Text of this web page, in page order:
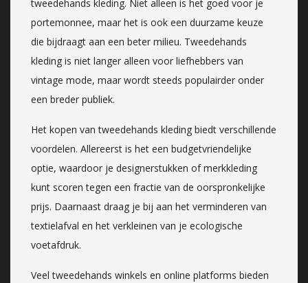
tweedehands kleding. Niet alleen is het goed voor je
portemonnee, maar het is ook een duurzame keuze
die bijdraagt aan een beter milieu. Tweedehands
kleding is niet langer alleen voor liefhebbers van
vintage mode, maar wordt steeds populairder onder
een breder publiek.
Het kopen van tweedehands kleding biedt verschillende
voordelen. Allereerst is het een budgetvriendelijke
optie, waardoor je designerstukken of merkkleding
kunt scoren tegen een fractie van de oorspronkelijke
prijs. Daarnaast draag je bij aan het verminderen van
textielafval en het verkleinen van je ecologische
voetafdruk.
Veel tweedehands winkels en online platforms bieden